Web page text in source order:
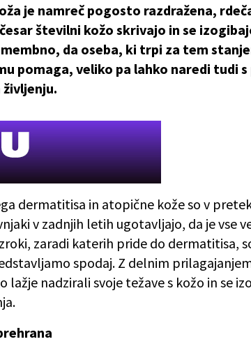
je namreč pogosto razdražena,
številni kožo skrivajo in se
da oseba, ki trpi za tem
pomaga, veliko pa lahko naredi tudi
dermatitisa in atopične kože so v
v zadnjih letih ugotavljajo, da je vse
zaradi katerih pride do dermatitisa,
spodaj. Z delnim
lažje nadzirali svoje težave s kožo in se